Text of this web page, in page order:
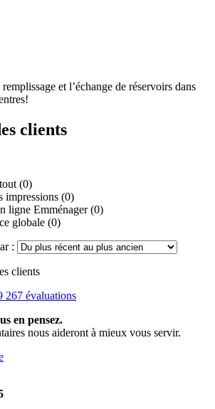
et l’échange de réservoirs dans
clients
(0)
impressions (0)
ligne Emménager (0)
globale (0)
:
clients
267 évaluations
en pensez.
nous aideront à mieux vous servir.